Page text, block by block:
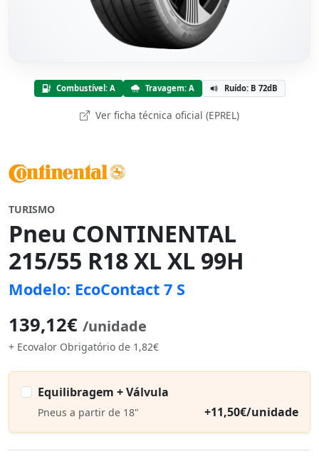
Combustível: A Travagem: A Ruído: B 72dB
Ver ficha técnica oficial (EPREL)
TURISMO
Pneu CONTINENTAL
215/55 R18 XL XL 99H
Modelo: EcoContact 7 S
139,12€ /unidade
+ Ecovalor Obrigatório de 1,82€
Equilibragem + Válvula
Pneus a partir de 18" +11,50€/unidade